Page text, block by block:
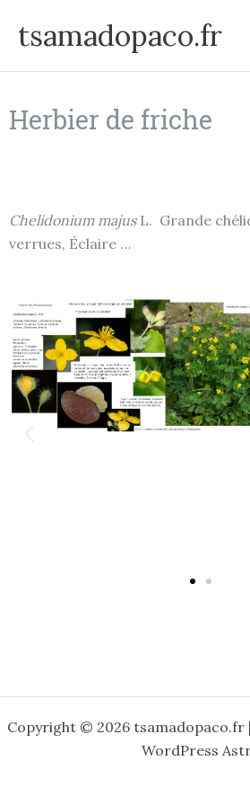
tsamadopaco.fr
Herbier de friche
Chelidonium majusL. Grande
verrues, Éclaire …
Copyright © 2026 tsamadopaco.fr
WordPress